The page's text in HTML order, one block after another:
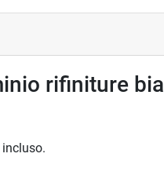
rifiniture